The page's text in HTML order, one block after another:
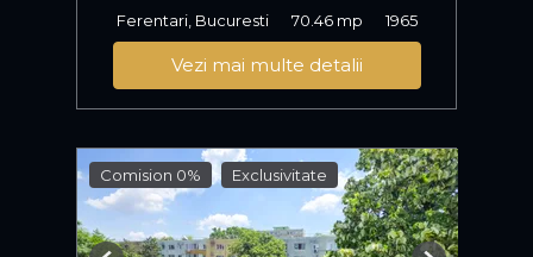
Ferentari, Bucuresti
70.46 mp 1965
Vezi mai multe detalii
Comision 0% Exclusivitate